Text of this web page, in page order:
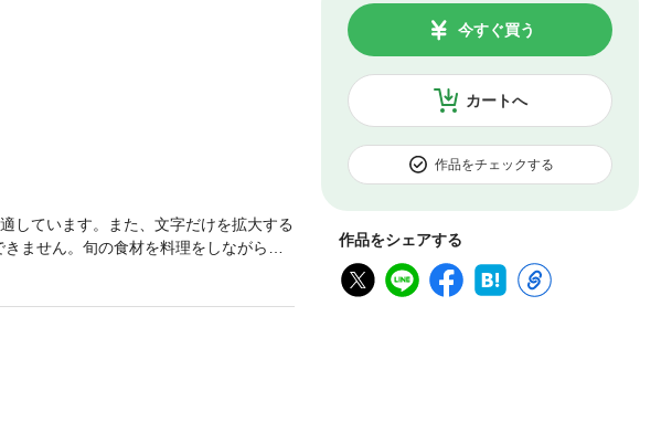
カートへ
今すぐ買う
作品をチェックする
作品をシェアする
しています。また、文字だけを拡大する
ません。旬の食材を料理をしながら、
ら料理を作れます。季節ごとに代表的な